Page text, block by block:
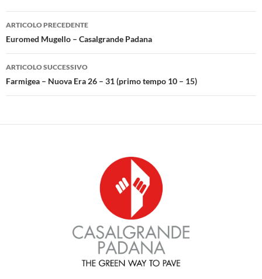
Navigazione
articolo
ARTICOLO PRECEDENTE
Euromed Mugello – Casalgrande Padana
ARTICOLO SUCCESSIVO
Farmigea – Nuova Era 26 – 31 (primo tempo 10 – 15)